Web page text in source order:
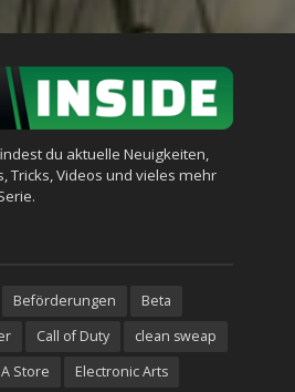
du aktuelle Neuigkeiten,
Tricks, Videos und vieles mehr
Beförderungen
Beta
Call of Duty
clean sweap
Store
Electronic Arts